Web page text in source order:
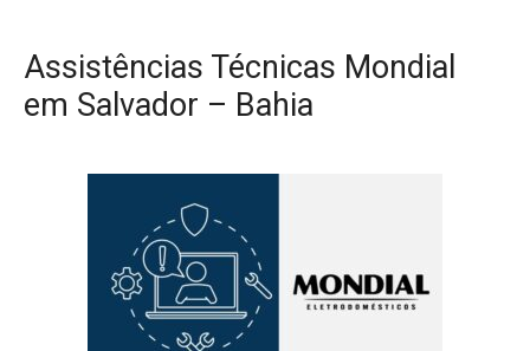
Assistências Técnicas Mondial
em Salvador – Bahia